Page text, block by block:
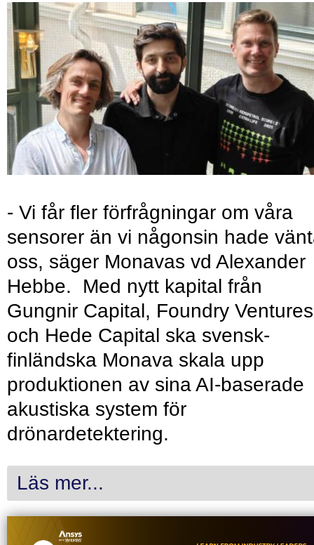
- Vi får fler förfrågningar om våra
sensorer än vi någonsin hade
oss, säger Monavas vd Alexander
Hebbe. Med nytt kapital från
Gungnir Capital, Foundry Ventures
och Hede Capital ska svensk-
finländska Monava skala upp
produktionen av sina AI-baserade
akustiska system för
drönardetektering.
Läs mer...